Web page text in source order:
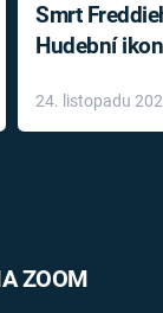
Smrt
Hudební
léky
24. listopadu
ZOOM